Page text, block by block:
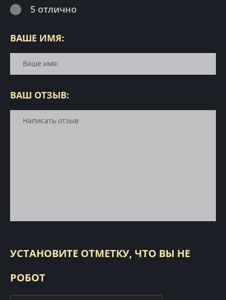
5 отлично
ВАШЕ ИМЯ:
ВАШ ОТЗЫВ:
УСТАНОВИТЕ ОТМЕТКУ, ЧТО ВЫ НЕ
РОБОТ